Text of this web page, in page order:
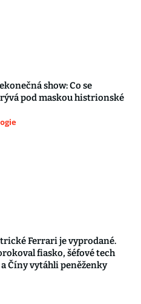
show: Co se
pod maskou histrionské
Ferrari je vyprodané.
fiasko, šéfové tech
Číny vytáhli peněženky